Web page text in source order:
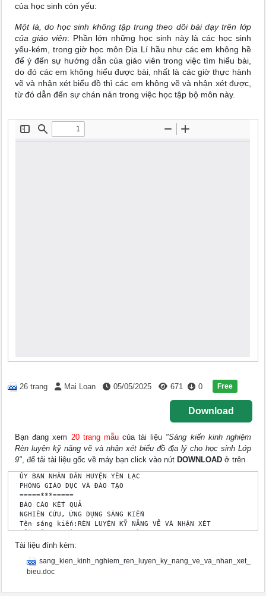
của học sinh còn yếu:
Một là, do học sinh không tập trung theo dõi bài dạy trên lớp
của giáo viên: Phần lớn những học sinh này là các học sinh
yếu-kém, trong giờ học môn Địa Lí hầu như các em không hề
để ý đến sự hướng dẫn của giáo viên trong việc tìm hiểu bài,
do đó các em không hiểu được bài, nhất là các giờ thực hành
vẽ và nhận xét biểu đồ thì các em không vẽ và nhận xét được,
từ đó dẫn đến sự chán nản trong việc học tập bộ môn này.
26 trang Mai Loan 05/05/2025 671 0 Free
Download
Bạn đang xem 20 trang mẫucủa tài liệu "Sáng kiến kinh nghiệm
Rèn luyện kỹ năng vẽ và nhận xét biểu đồ địa lý cho học sinh Lớp
9", để tải tài liệu gốc về máy bạn click vào nút DOWNLOAD ở trên
ỦY BAN NHÂN DÂN HUYỆN YÊN LẠC
PHÒNG GIÁO DỤC VÀ ĐÀO TẠO
=====***=====
BÁO CÁO KẾT QUẢ
NGHIÊN CỨU, ỨNG DỤNG SÁNG KIẾN
Tên sáng kiến:RÈN LUYỆN KỸ NĂNG VẼ VÀ NHẬN XÉT
BIỂU ĐỒ ĐỊA LÝ CHO HỌC SINH LỚP 9
Tác giả sáng kiến:VĂN THỊ XUYẾN
Trường THCS: LIÊN CHÂU
Vĩnh phúc, năm 2017
Tài liệu đính kèm:
sang_kien_kinh_nghiem_ren_luyen_ky_nang_ve_va_nhan_xet_
bieu.doc